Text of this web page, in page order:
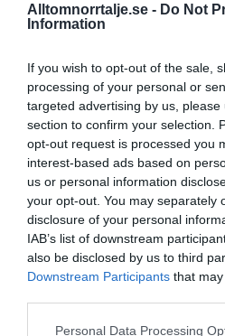
Alltomnorrtalje.se - Do Not
Information
If you wish to opt-out of the sale,
processing of your personal or
targeted advertising by us,
section to confirm your selection.
opt-out request is processed you
interest-based ads based on
us or personal information
your opt-out. You may separately
disclosure of your personal
IAB’s list of downstream
also be disclosed by us to third
Downstream Participants that
Personal Data Processing